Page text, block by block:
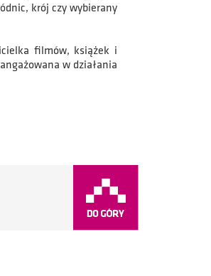
krój czy wybierany
filmów, książek i
w działania